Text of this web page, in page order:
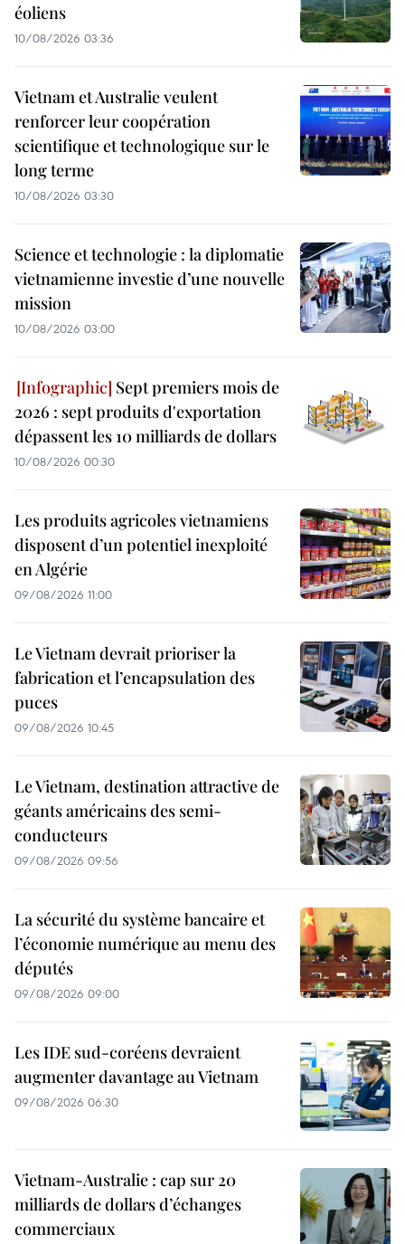
éoliens
10/08/2026 03:36
Vietnam et Australie veulent
renforcer leur coopération
scientifique et technologique sur le
long terme
10/08/2026 03:30
Science et technologie : la diplomatie
vietnamienne investie d’une nouvelle
mission
10/08/2026 03:00
Sept premiers mois de
2026 : sept produits d'exportation
dépassent les 10 milliards de dollars
10/08/2026 00:30
Les produits agricoles vietnamiens
disposent d’un potentiel inexploité
en Algérie
09/08/2026 11:00
Le Vietnam devrait prioriser la
fabrication et l’encapsulation des
puces
09/08/2026 10:45
Le Vietnam, destination attractive de
géants américains des semi-
conducteurs
09/08/2026 09:56
La sécurité du système bancaire et
l’économie numérique au menu des
députés
09/08/2026 09:00
Les IDE sud-coréens devraient
augmenter davantage au Vietnam
09/08/2026 06:30
Vietnam-Australie : cap sur 20
milliards de dollars d’échanges
commerciaux